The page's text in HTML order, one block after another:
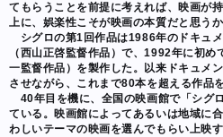
てもらうことを前提に考えれば、映画が
上に、娯楽性こそが映画の本質だと思うか
シグロの第1回作品は1986年のドキュメ
（西山正啓監督作品）で、1992年に初
一監督作品）を製作した。以来ドキュメ
させながら、これまで80本を超える作品
40年目を機に、全国の映画館で「シグ
ている。映画館によってあるいは地域に
わしいテーマの映画を選んでもらい上映